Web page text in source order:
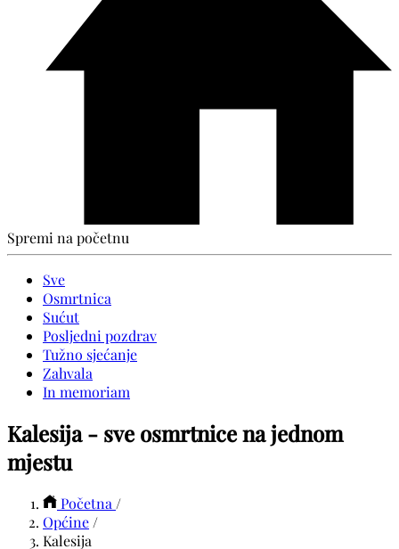
Spremi na početnu
Sve
Osmrtnica
Sućut
Posljedni pozdrav
Tužno sjećanje
Zahvala
In memoriam
Kalesija - sve osmrtnice na jednom
mjestu
Početna /
Općine /
Kalesija